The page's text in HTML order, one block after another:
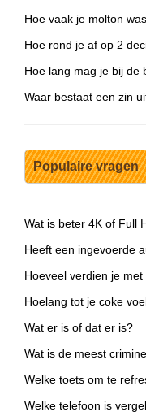
Hoe vaak je molton
Hoe rond je af op 2
Hoe lang mag je bij de
Waar bestaat een zin
Populaire vragen
Wat is beter 4K of Full
Heeft een ingevoerde
Hoeveel verdien je
Hoelang tot je coke
Wat er is of dat er is?
Wat is de meest
Welke toets om te
Welke telefoon is